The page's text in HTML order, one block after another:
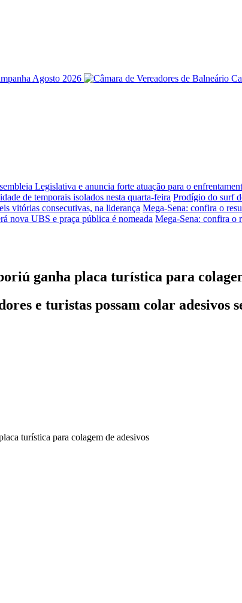
Legislativa e anuncia forte atuação para o
de temporais isolados nesta quarta-feira Prodígio do surf
vitórias consecutivas, na liderança Mega-Sena: confira o
nova UBS e praça pública é nomeada Mega-Sena: confira o
ganha placa turística para
e turistas possam colar adesivos